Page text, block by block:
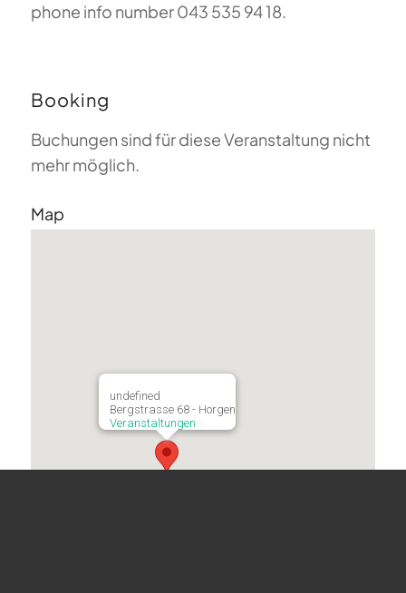
phone info number 043 535 94 18.
Booking
Buchungen sind für diese Veranstaltung nicht
mehr möglich.
Map
undefined
Bergstrasse 68 - Horgen
Veranstaltungen